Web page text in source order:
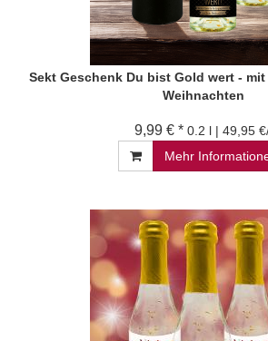
Sekt Geschenk Du bist Gold wert -
Weihnachten
9,99 € * 0.2 l | 49,95
Mehr